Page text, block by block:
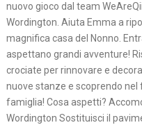
nuovo gioco dal team
Wordington. Aiuta Emma a
magnifica casa del Nonno.
aspettano grandi avventure!
crociate per rinnovare e
nuove stanze e scoprendo
famiglia! Cosa aspetti?
Wordington Sostituisci il